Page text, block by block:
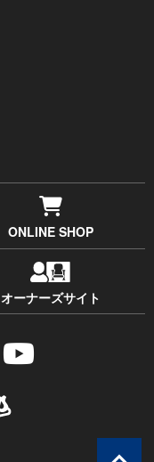
ONLINE SHOP
オーナーズサイト